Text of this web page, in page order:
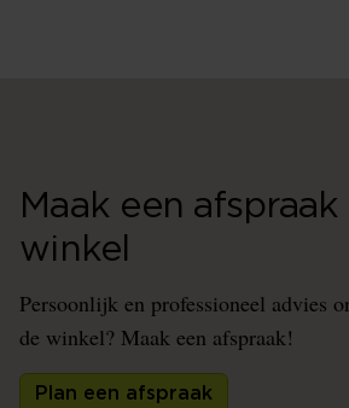
Maak een
winkel
Persoonlijk en professioneel advies
de winkel? Maak een afspraak!
Plan een afspraak